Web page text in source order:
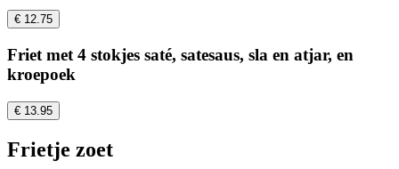
€ 12.75
Friet met 4 stokjes saté, satesaus, sla en atjar, en
kroepoek
€ 13.95
Frietje zoet